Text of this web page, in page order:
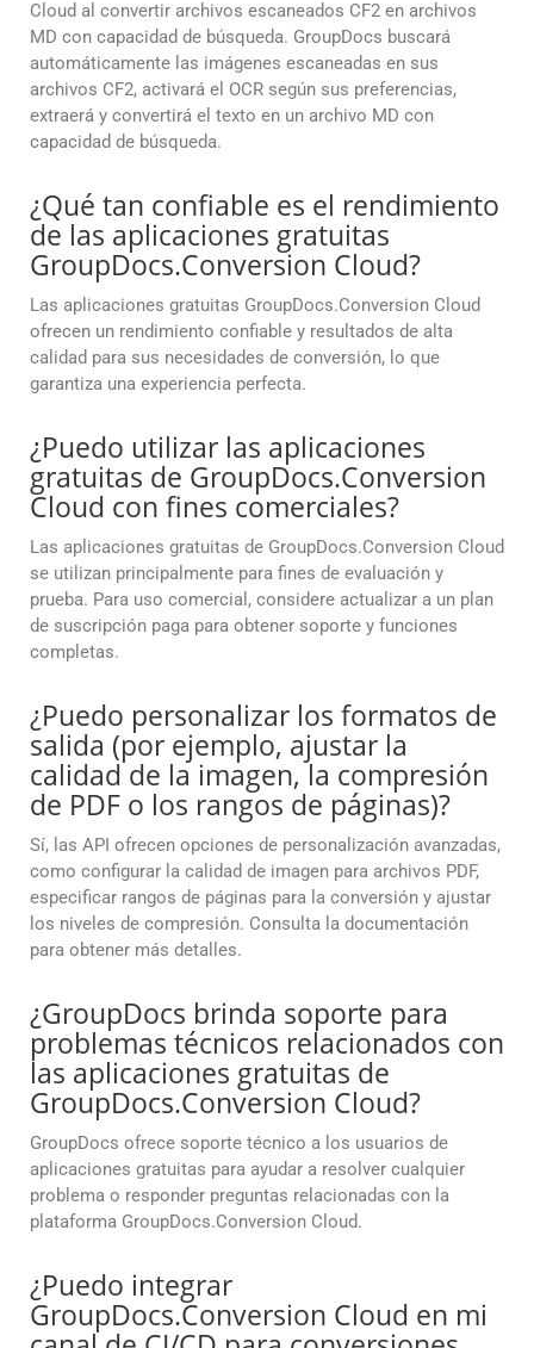
Cloud al convertir archivos escaneados CF2 en archivos
MD con capacidad de búsqueda. GroupDocs buscará
automáticamente las imágenes escaneadas en sus
archivos CF2, activará el OCR según sus preferencias,
extraerá y convertirá el texto en un archivo MD con
capacidad de búsqueda.
¿Qué tan confiable es el rendimiento
de las aplicaciones gratuitas
GroupDocs.Conversion Cloud?
Las aplicaciones gratuitas GroupDocs.Conversion Cloud
ofrecen un rendimiento confiable y resultados de alta
calidad para sus necesidades de conversión, lo que
garantiza una experiencia perfecta.
¿Puedo utilizar las aplicaciones
gratuitas de GroupDocs.Conversion
Cloud con fines comerciales?
Las aplicaciones gratuitas de GroupDocs.Conversion Cloud
se utilizan principalmente para fines de evaluación y
prueba. Para uso comercial, considere actualizar a un plan
de suscripción paga para obtener soporte y funciones
completas.
¿Puedo personalizar los formatos de
salida (por ejemplo, ajustar la
calidad de la imagen, la compresión
de PDF o los rangos de páginas)?
Sí, las API ofrecen opciones de personalización avanzadas,
como configurar la calidad de imagen para archivos PDF,
especificar rangos de páginas para la conversión y ajustar
los niveles de compresión. Consulta la documentación
para obtener más detalles.
¿GroupDocs brinda soporte para
problemas técnicos relacionados con
las aplicaciones gratuitas de
GroupDocs.Conversion Cloud?
GroupDocs ofrece soporte técnico a los usuarios de
aplicaciones gratuitas para ayudar a resolver cualquier
problema o responder preguntas relacionadas con la
plataforma GroupDocs.Conversion Cloud.
¿Puedo integrar
GroupDocs.Conversion Cloud en mi